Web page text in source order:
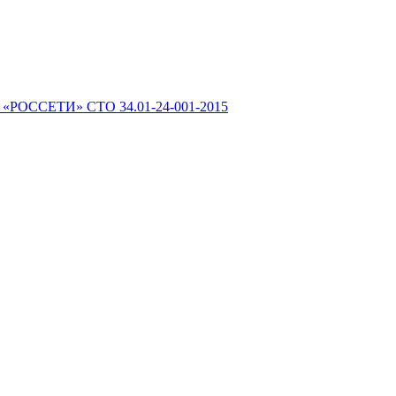
«РОССЕТИ» СТО 34.01-24-001-2015